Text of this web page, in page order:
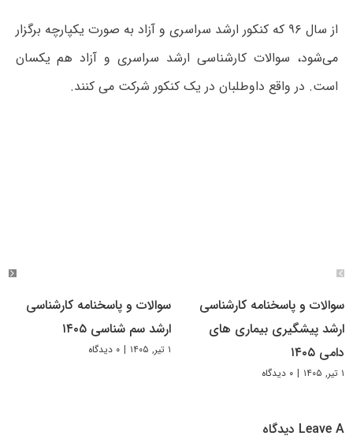
از سال ۹۶ که کنکور ارشد سراسری و آزاد به صورت یکپارچه برگزار
می‌شود، سوالات کارشناسی ارشد سراسری و آزاد هم یکسان
است. در واقع داوطلبان در یک کنکور شرکت می کنند.
سوالات و پاسخنامه کارشناسی
ارشد پیشگیری بیماری های
دامی ۱۴۰۵
۱ تیر, ۱۴۰۵ | ۰ دیدگاه
سوالات و پاسخنامه کارشناسی
ارشد سم شناسی ۱۴۰۵
۱ تیر, ۱۴۰۵ | ۰ دیدگاه
Leave A دیدگاه